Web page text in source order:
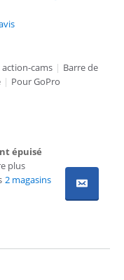
cams | Barre de
| Pour GoPro
épuisé
plus
2 magasins